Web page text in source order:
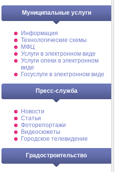
Муниципальные услуги
Информация
Технологические схемы
МФЦ
Услуги в электронном виде
Услуги опеки в электронном
виде
Госуслуги в электронном виде
Пресс-служба
Новости
Статьи
Фоторепортажи
Видеосюжеты
Городское телевидение
Градостроительство